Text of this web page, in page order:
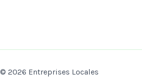
2026 Entreprises Locales